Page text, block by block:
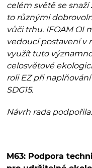
celém světě se
to různými
vůči trhu. IFOAM OI
vedoucí postavení v
využít tuto
celosvětové
roli EZ při
SDG15.
Návrh rada podpořila.
M63: Podpora